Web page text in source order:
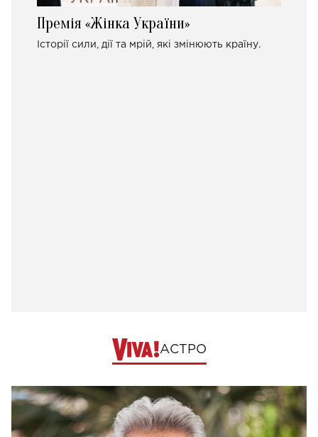
Премія «Жінка України»
Історії сили, дії та мрій, які змінюють країну.
АСТРО